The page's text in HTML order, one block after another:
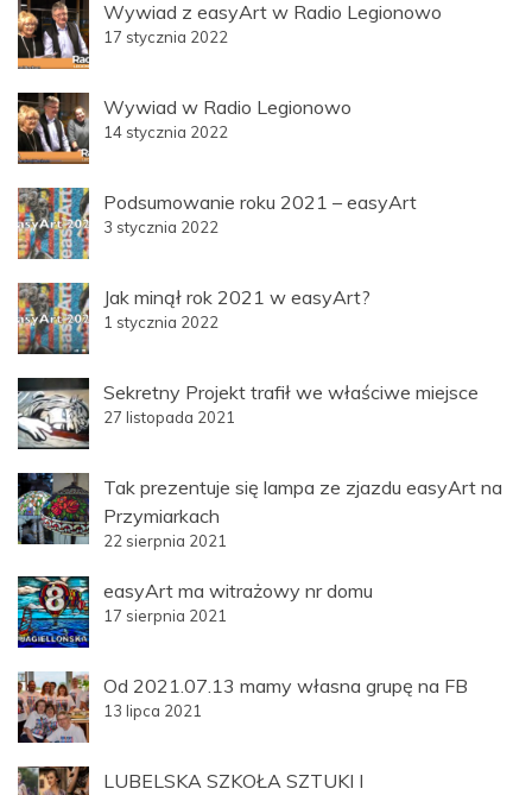
Wywiad z easyArt w Radio Legionowo
17 stycznia 2022
Wywiad w Radio Legionowo
14 stycznia 2022
Podsumowanie roku 2021 – easyArt
3 stycznia 2022
Jak minął rok 2021 w easyArt?
1 stycznia 2022
Sekretny Projekt trafił we właściwe miejsce
27 listopada 2021
Tak prezentuje się lampa ze zjazdu easyArt na
Przymiarkach
22 sierpnia 2021
easyArt ma witrażowy nr domu
17 sierpnia 2021
Od 2021.07.13 mamy własna grupę na FB
13 lipca 2021
LUBELSKA SZKOŁA SZTUKI I